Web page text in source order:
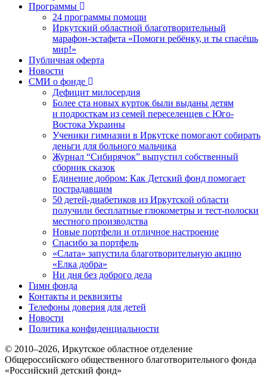
Программы
24 программы помощи
Иркутский областной благотворительный
марафон-эстафета «Помоги ребёнку, и ты спасёшь
мир!»
Публичная оферта
Новости
СМИ о фонде
Дефицит милосердия
Более ста новых курток были выданы детям
и подросткам из семей переселенцев с Юго-
Востока Украины
Ученики гимназии в Иркутске помогают собирать
деньги для больного мальчика
Журнал “Сибирячок” выпустил собственный
сборник сказок
Единение добром: Как Детский фонд помогает
пострадавшим
50 детей-диабетиков из Иркутской области
получили бесплатные глюкометры и тест-полоски
местного производства
Новые портфели и отличное настроение
Спасибо за портфель
«Слата» запустила благотворительную акцию
«Елка добра»
Ни дня без доброго дела
Гимн фонда
Контакты и реквизиты
Телефоны доверия для детей
Новости
Политика конфиденциальности
© 2010–2026, Иркутское областное отделение
Общероссийского общественного благотворительного фонда
«Российский детский фонд»